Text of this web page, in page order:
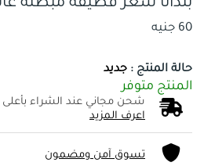
بندانا شعر قطيفة مبطنه
60 جنيه
حالة المنتج : جديد
المنتج متوفر
شحن مجاني عند الشراء بأعلى من 1200
اعرف المزيد
تسوق آمن ومضمون